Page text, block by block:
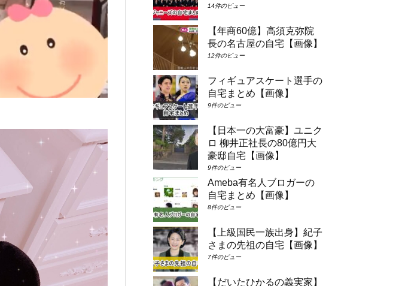
14件のビュー
【年商60億】高須克弥院
長の名古屋の自宅【画像】
12件のビュー
フィギュアスケート選手の
自宅まとめ【画像】
9件のビュー
【日本一の大富豪】ユニク
ロ 柳井正社長の80億円大
豪邸自宅【画像】
9件のビュー
Ameba有名人ブロガーの
自宅まとめ【画像】
8件のビュー
【上級国民一族出身】紀子
さまの先祖の自宅【画像】
7件のビュー
【だいたひかるの義実家】